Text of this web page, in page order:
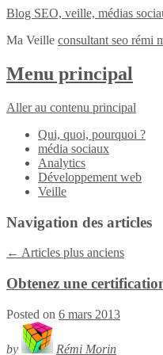
Blog SEO, veille, médias
Ma Veille consultant seo rémi
Menu principal
Aller au contenu principal
Qui, quoi, pourquoi ?
média sociaux
Analytics
Développement web
Veille
Navigation des articles
← Articles plus anciens
Obtenez une
Posted on 6 mars 2013
by
Rémi Morin